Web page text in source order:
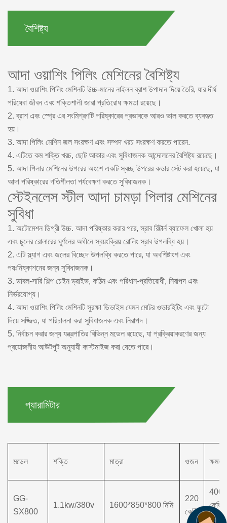
বৈশিষ্ট্য
আদা ওয়াশিং পিলিং মেশিনের বৈশিষ্ট্য
1. আদা ওয়াশিং পিলিং মেশিনটি উচ্চ-মানের নাইলন ব্রাশ উপাদান দিয়ে তৈরি, যার দীর্ঘ
পরিষেবা জীবন এবং শক্তিশালী জারা প্রতিরোধ ক্ষমতা রয়েছে।
2. ব্রাশ এবং স্প্রে এর সংমিশ্রণটি পরিষ্কারের প্রভাবকে আরও ভাল করতে ব্যবহৃত
হয়।
3. আদা পিলিং মেশিন জল সংরক্ষণ এবং সম্পদ খরচ সংরক্ষণ করতে পারেন.
4. এটিতে কম শক্তি খরচ, ছোট আকার এবং সুবিধাজনক আন্দোলনের বৈশিষ্ট্য রয়েছে।
5. আদা পিলার মেশিনের উপরের অংশে একটি স্বচ্ছ উপরের কভার সেট করা হয়েছে, যা
আদা পরিষ্কারের গতিশীলতা পর্যবেক্ষণ করতে সুবিধাজনক।
স্টেইনলেস স্টীল আদা চামড়া পিলার মেশিনের
সুবিধা
1. অটোমেশন ডিগ্রী উচ্চ. আদা পরিষ্কার করার পরে, স্রাব রিটার্ন ব্যাফেল খোলা হয়
এবং চুলের রোলারের ঘূর্ণনের অধীনে স্বয়ংক্রিয় রোলিং স্রাব উপলব্ধি হয়।
2. এটি স্ল্যাগ এবং জলের বিচ্ছেদ উপলব্ধি করতে পারে, যা অবশিষ্টাংশ এবং
পয়ঃনিষ্কাশনের জন্য সুবিধাজনক।
3. ডাবল-সারি শিল্প চেইন ড্রাইভ, কঠিন এবং পরিধান-প্রতিরোধী, নিরাপদ এবং
নির্ভরযোগ্য।
4. আদা ওয়াশিং পিলিং মেশিনটি সুরক্ষা ডিভাইস যেমন মোটর ওভারহিটিং এবং ফুটো
দিয়ে সজ্জিত, যা পরিচালনা করা সুবিধাজনক এবং নিরাপদ।
5. নির্বাচন করার জন্য যন্ত্রপাতির বিভিন্ন মডেল রয়েছে, যা প্রক্রিয়াকরণের জন্য
প্রয়োজনীয় আউটপুট অনুযায়ী কাস্টমাইজ করা যেতে পারে।
প্যারামিটার
মডেল শক্তি মাত্রা ওজন ক্ষমতা
GG-
SX800
1.1kw/380v 1600*850*800 মিমি
220
কেজি
400
কেজি/
ঘণ্টা